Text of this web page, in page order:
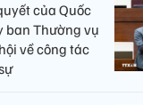
của Quốc
ban Thường vụ
về công tác